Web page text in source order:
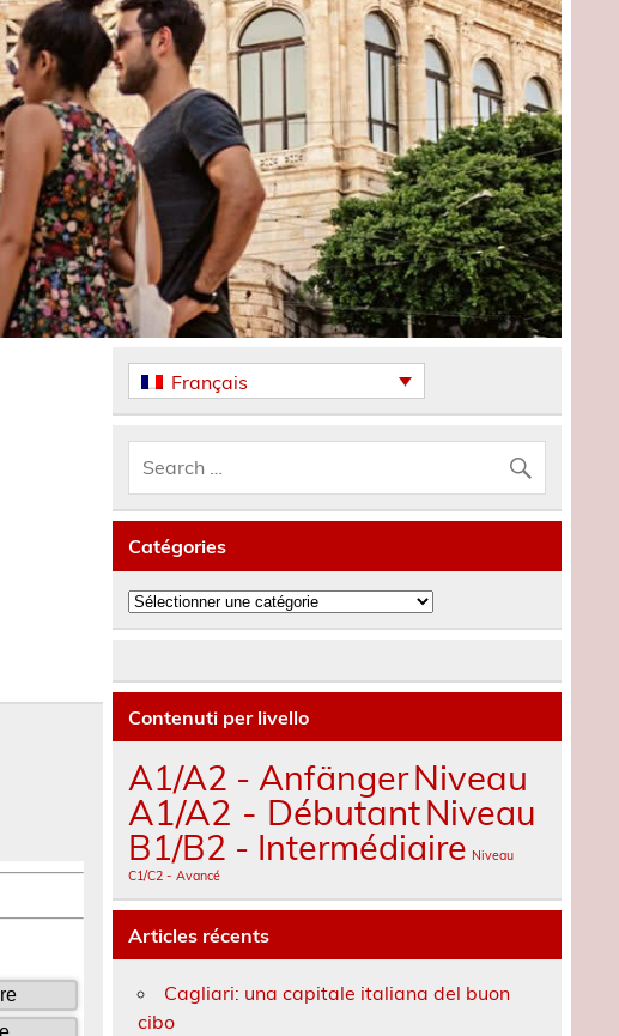
Français
Catégories
Catégories
Contenuti per livello
A1/A2 - AnfängerNiveau
A1/A2 - DébutantNiveau
B1/B2 - Intermédiaire Niveau
C1/C2 - Avancé
Articles récents
Cagliari: una capitale italiana del buon
cibo